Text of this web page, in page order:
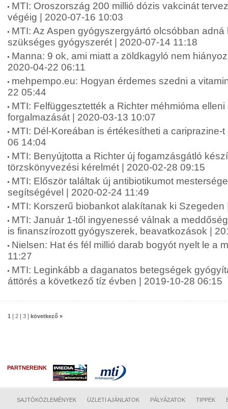
MTI: Oroszország 200 millió dózis vakcinát
végéig | 2020-07-16 10:03
MTI: Az Aspen gyógyszergyártó olcsóbban
szükséges gyógyszerét | 2020-07-14 11:18
Manna: 9 ok, ami miatt a zöldkagyló nem
2020-04-22 06:11
mehpempo.eu: Hogyan érdemes szedni a
22 05:44
MTI: Felfüggesztették a Richter méhmióma
forgalmazását | 2020-03-13 10:07
MTI: Dél-Koreában is értékesítheti a cariprazine-
06 14:04
MTI: Benyújtotta a Richter új fogamzásgátló
törzskönyvezési kérelmét | 2020-02-28 09:15
MTI: Először találtak új antibiotikumot
segítségével | 2020-02-24 11:49
MTI: Korszerű biobankot alakítanak ki
MTI: Január 1-től ingyenessé válnak a
is finanszírozott gyógyszerek, beavatkozások |
Nielsen: Hat és fél millió darab bogyót nyelt le a
11:27
MTI: Leginkább a daganatos betegségek
áttörés a következő tíz évben | 2019-10-28 06:15
1 2 3 következő »
PARTNEREINK
SAJTÓKÖZLEMÉNYEK ÜZLETI AJÁNLATOK PÁLYÁZATOK TIPPEK